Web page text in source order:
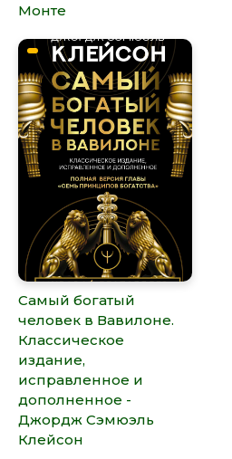
Монте
Самый богатый
человек в Вавилоне.
Классическое
издание,
исправленное и
дополненное -
Джордж Сэмюэль
Клейсон